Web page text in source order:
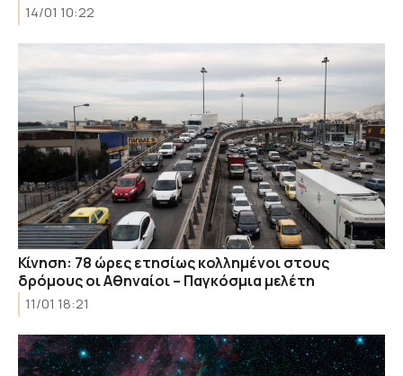
14/01 10:22
Κίνηση: 78 ώρες ετησίως κολλημένοι στους
δρόμους οι Αθηναίοι – Παγκόσμια μελέτη
11/01 18:21